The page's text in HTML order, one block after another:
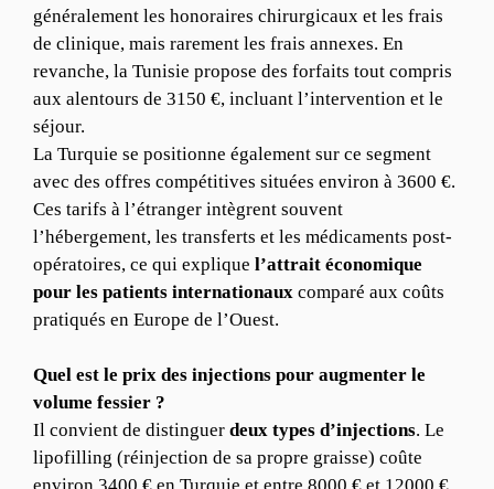
généralement les honoraires chirurgicaux et les frais
de clinique, mais rarement les frais annexes. En
revanche, la Tunisie propose des forfaits tout compris
aux alentours de 3150 €, incluant l’intervention et le
séjour.
La Turquie se positionne également sur ce segment
avec des offres compétitives situées environ à 3600 €.
Ces tarifs à l’étranger intègrent souvent
l’hébergement, les transferts et les médicaments post-
opératoires, ce qui explique l’attrait économique
pour les patients internationaux comparé aux coûts
pratiqués en Europe de l’Ouest.
Quel est le prix des injections pour augmenter le
volume fessier ?
Il convient de distinguer deux types d’injections. Le
lipofilling (réinjection de sa propre graisse) coûte